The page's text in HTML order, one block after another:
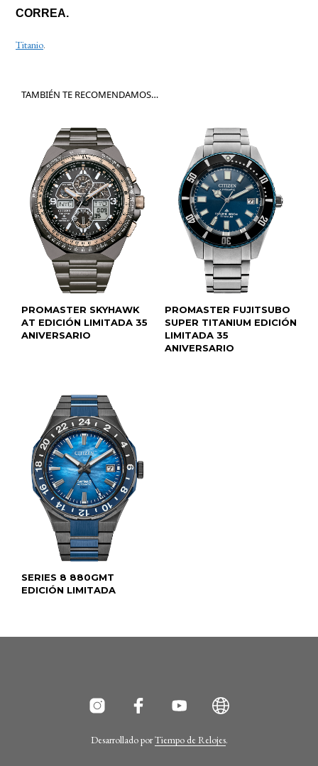
CORREA.
Titanio.
TAMBIÉN TE RECOMENDAMOS…
PROMASTER SKYHAWK
AT EDICIÓN LIMITADA 35
ANIVERSARIO
PROMASTER FUJITSUBO
SUPER TITANIUM EDICIÓN
LIMITADA 35
ANIVERSARIO
SERIES 8 880GMT
EDICIÓN LIMITADA
Desarrollado porTiempo de Relojes.